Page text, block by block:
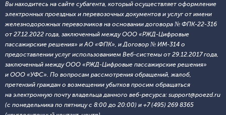
Вы находитесь на сайте субагента, который осуществляет оформление
электронных проездных и перевозочных документов и услуг от имени
железнодорожных перевозчиков на основании договора № ФПК-22-316
от 27.12.2022 года, заключенный между ООО «РЖД-Цифровые
пассажирские решения» и АО «ФПК», и Договор № ИМ-314 о
предоставлении услуг использованием Веб-системы от 29.12.2017 года,
заключенный между ООО «РЖД-Цифровые пассажирские решения»
и ООО «УФС». По вопросам рассмотрения обращений, жалоб,
претензий граждан о возмещении убытков просим обращаться
на электронную почту владельца данного веб-ресурса: support@poezd.ru
(с понедельника по пятницу с 8:00 до 20:00) и +7 (495) 269 8365